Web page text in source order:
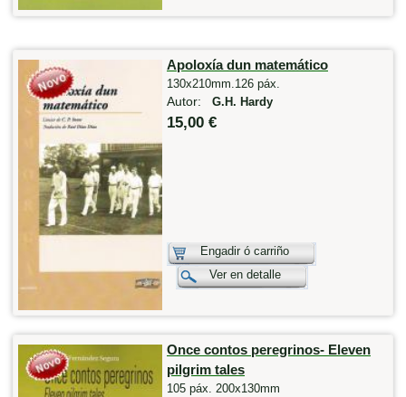
Apoloxía dun matemático
130x210mm.126 páx.
Autor: G.H. Hardy
15,00 €
Engadir ó carriño
Ver en detalle
Once contos peregrinos- Eleven
pilgrim tales
105 páx. 200x130mm